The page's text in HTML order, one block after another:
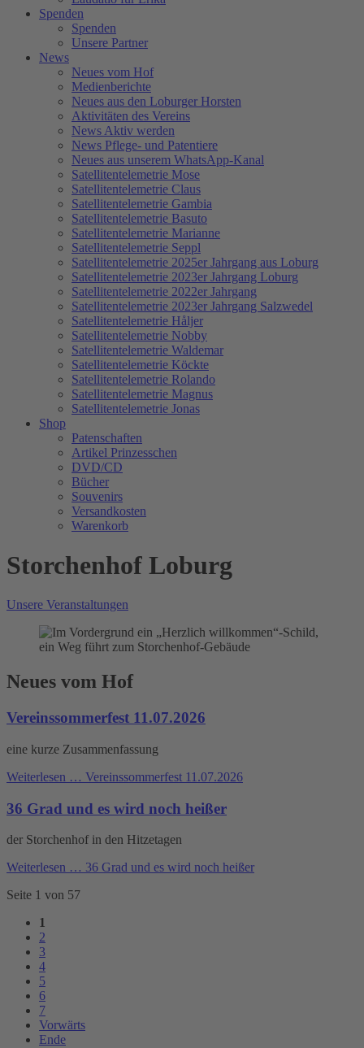
Spenden
Spenden
Unsere Partner
News
Neues vom Hof
Medienberichte
Neues aus den Loburger Horsten
Aktivitäten des Vereins
News Aktiv werden
News Pflege- und Patentiere
Neues aus unserem WhatsApp-Kanal
Satellitentelemetrie Mose
Satellitentelemetrie Claus
Satellitentelemetrie Gambia
Satellitentelemetrie Basuto
Satellitentelemetrie Marianne
Satellitentelemetrie Seppl
Satellitentelemetrie 2025er Jahrgang aus Loburg
Satellitentelemetrie 2023er Jahrgang Loburg
Satellitentelemetrie 2022er Jahrgang
Satellitentelemetrie 2023er Jahrgang Salzwedel
Satellitentelemetrie Håljer
Satellitentelemetrie Nobby
Satellitentelemetrie Waldemar
Satellitentelemetrie Köckte
Satellitentelemetrie Rolando
Satellitentelemetrie Magnus
Satellitentelemetrie Jonas
Shop
Patenschaften
Artikel Prinzesschen
DVD/CD
Bücher
Souvenirs
Versandkosten
Warenkorb
Storchenhof Loburg
Unsere Veranstaltungen
Neues vom Hof
Vereinssommerfest 11.07.2026
eine kurze Zusammenfassung
Weiterlesen … Vereinssommerfest 11.07.2026
36 Grad und es wird noch heißer
der Storchenhof in den Hitzetagen
Weiterlesen … 36 Grad und es wird noch heißer
Seite 1 von 57
1
2
3
4
5
6
7
Vorwärts
Ende